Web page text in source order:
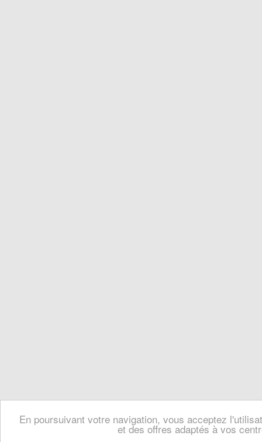
En poursuivant votre navigation, vous acceptez
et des offres adaptés à vos